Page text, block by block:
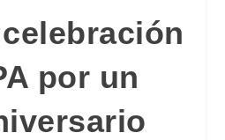
por un